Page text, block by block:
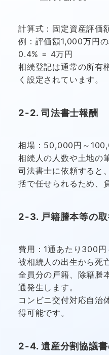
計算式：固定資産評価
例：評価額1,000万円
0.4% = 4万円
相続登記は通常の所有
く設定されています。
2-2. 司法書士報酬
相場：50,000円～
相続人の人数や土地の
司法書士に依頼すると
括で任せられるため、
2-3. 戸籍謄本等の取
費用：1通あたり300
被相続人の出生から死
全員分の戸籍、除籍謄
通発生します。
コンビニ交付対応自治
得可能です。
2-4. 遺産分割協議